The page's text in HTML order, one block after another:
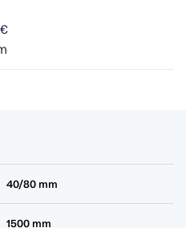
metinė palūkanų
40/80 mm
1500 mm